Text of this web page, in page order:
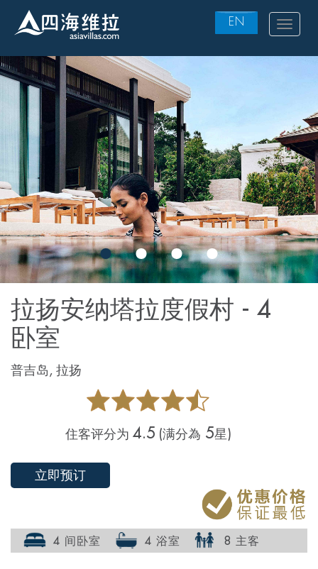
Skip
to
main
content
EN Toggle
拉扬安纳塔拉度假村 - 4
卧室
普吉岛, 拉扬
住客评分为 4.5 (满分為 5星)
立即预订
4 间卧室 4 浴室 8 主客